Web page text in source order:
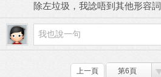
除左垃圾，我諗唔到其他形容詞
上一頁 第6頁